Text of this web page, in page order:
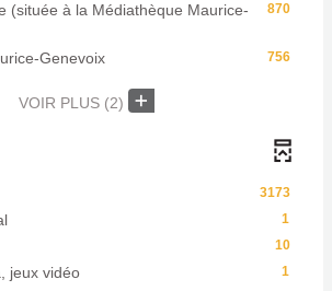
870
(située à la Médiathèque Maurice-
756
Genevoix
VOIR PLUS (2)
3173
1
10
1
jeux vidéo